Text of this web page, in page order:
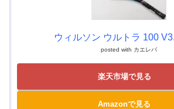
ウィルソン ウルトラ 100
posted with カエレバ
楽天市場で見る
Amazonで見る